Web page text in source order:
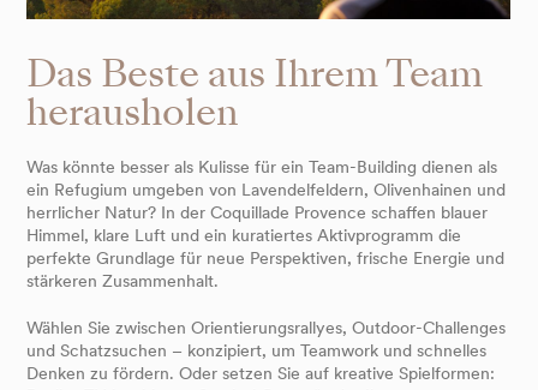
Das Beste aus Ihrem Team
herausholen
Was könnte besser als Kulisse für ein Team-Building dienen als
ein Refugium umgeben von Lavendelfeldern, Olivenhainen und
herrlicher Natur? In der Coquillade Provence schaffen blauer
Himmel, klare Luft und ein kuratiertes Aktivprogramm die
perfekte Grundlage für neue Perspektiven, frische Energie und
stärkeren Zusammenhalt.
Wählen Sie zwischen Orientierungsrallyes, Outdoor-Challenges
und Schatzsuchen – konzipiert, um Teamwork und schnelles
Denken zu fördern. Oder setzen Sie auf kreative Spielformen: